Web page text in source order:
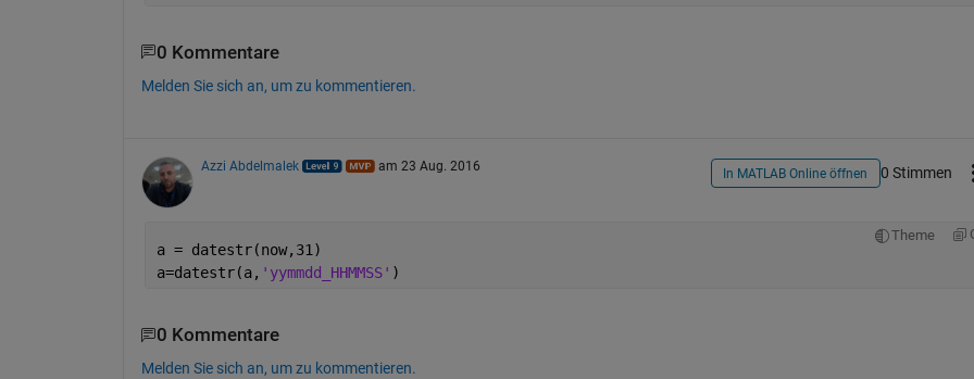
0 Kommentare
Melden Sie sich an, um zu kommentieren.
Azzi Abdelmalek am 23 Aug. 2016 In MATLAB Online öffnen 0 Stimmen
Theme
a = datestr(now,31)
a=datestr(a, 'yymmdd_HHMMSS' )
0 Kommentare
Melden Sie sich an, um zu kommentieren.